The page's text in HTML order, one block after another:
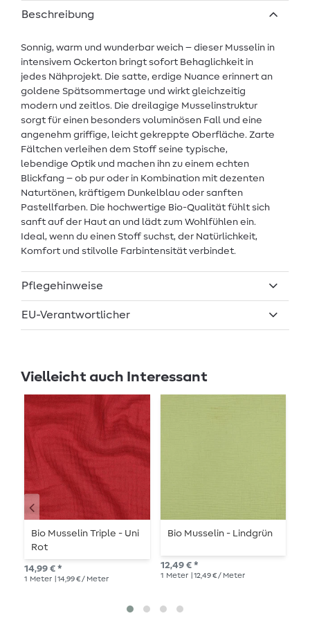
Beschreibung
Sonnig, warm und wunderbar weich – dieser Musselin in
intensivem Ockerton bringt sofort Behaglichkeit in
jedes Nähprojekt. Die satte, erdige Nuance erinnert an
goldene Spätsommertage und wirkt gleichzeitig
modern und zeitlos. Die dreilagige Musselinstruktur
sorgt für einen besonders voluminösen Fall und eine
angenehm griffige, leicht gekreppte Oberfläche. Zarte
Fältchen verleihen dem Stoff seine typische,
lebendige Optik und machen ihn zu einem echten
Blickfang – ob pur oder in Kombination mit dezenten
Naturtönen, kräftigem Dunkelblau oder sanften
Pastellfarben. Die hochwertige Bio-Qualität fühlt sich
sanft auf der Haut an und lädt zum Wohlfühlen ein.
Ideal, wenn du einen Stoff suchst, der Natürlichkeit,
Komfort und stilvolle Farbintensität verbindet.
Pflegehinweise
EU-Verantwortlicher
Vielleicht auch Interessant
Bio Musselin Triple - Uni
Rot
14,99 € *
1 Meter | 14,99 € / Meter
Bio Musselin - Lindgrün
12,49 € *
1 Meter | 12,49 € / Meter